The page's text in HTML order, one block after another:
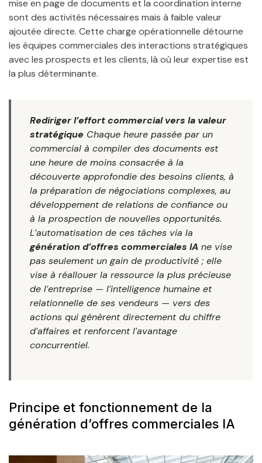
mise en page de documents et la coordination interne
sont des activités nécessaires mais à faible valeur
ajoutée directe. Cette charge opérationnelle détourne
les équipes commerciales des interactions stratégiques
avec les prospects et les clients, là où leur expertise est
la plus déterminante.
Rediriger l’effort commercial vers la valeur
stratégique Chaque heure passée par un
commercial à compiler des documents est
une heure de moins consacrée à la
découverte approfondie des besoins clients, à
la préparation de négociations complexes, au
développement de relations de confiance ou
à la prospection de nouvelles opportunités.
L’automatisation de ces tâches via la
génération d’offres commerciales IA ne vise
pas seulement un gain de productivité ; elle
vise à réallouer la ressource la plus précieuse
de l’entreprise — l’intelligence humaine et
relationnelle de ses vendeurs — vers des
actions qui génèrent directement du chiffre
d’affaires et renforcent l’avantage
concurrentiel.
Principe et fonctionnement de la
génération d’offres commerciales IA